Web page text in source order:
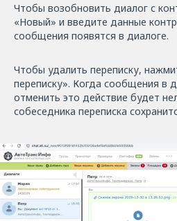
Чтобы возобновить диалог с
«Новый» и введите данные
сообщения появятся в диалоге.
Чтобы удалить переписку,
переписку». Когда сообщения в
отменить это действие будет
собеседника переписка